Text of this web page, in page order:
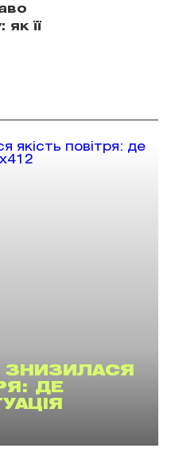
її
ЗНИЗИЛАСЯ
ДЕ